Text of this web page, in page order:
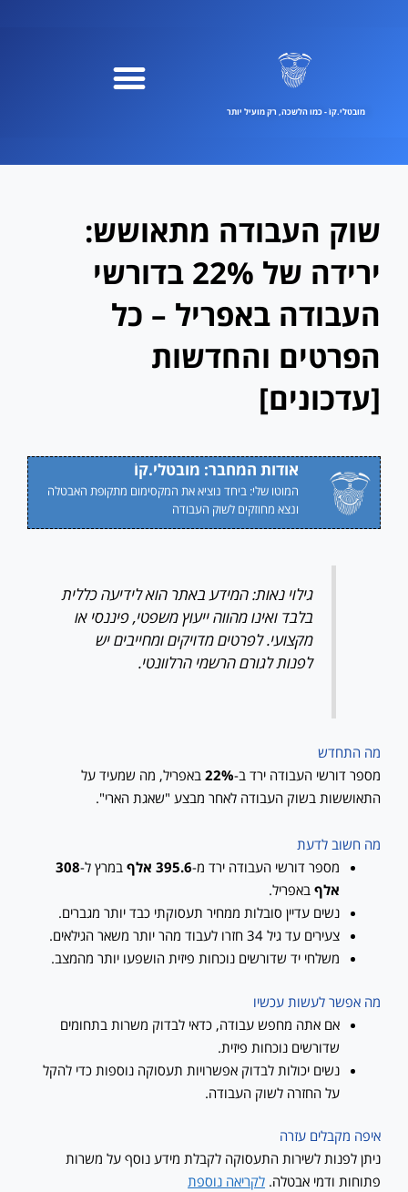
מובטלי.קוֹ - כמו הלשכה, רק מועיל יותר
שוק העבודה מתאושש:
ירידה של 22% בדורשי
העבודה באפריל – כל
הפרטים והחדשות
[עדכונים]
אודות המחבר: מובטלי.קוֹ
המוטו שלי: ביחד נוציא את המקסימום מתקופת האבטלה
ונצא מחוזקים לשוק העבודה
גילוי נאות: המידע באתר הוא לידיעה כללית
בלבד ואינו מהווה ייעוץ משפטי, פיננסי או
מקצועי. לפרטים מדויקים ומחייבים יש
לפנות לגורם הרשמי הרלוונטי.
מה התחדש
מספר דורשי העבודה ירד ב-22% באפריל, מה שמעיד על
התאוששות בשוק העבודה לאחר מבצע "שאגת הארי".
מה חשוב לדעת
מספר דורשי העבודה ירד מ-395.6 אלף במרץ ל-308
אלף באפריל.
נשים עדיין סובלות ממחיר תעסוקתי כבד יותר מגברים.
צעירים עד גיל 34 חזרו לעבוד מהר יותר משאר הגילאים.
משלחי יד שדורשים נוכחות פיזית הושפעו יותר מהמצב.
מה אפשר לעשות עכשיו
אם אתה מחפש עבודה, כדאי לבדוק משרות בתחומים
שדורשים נוכחות פיזית.
נשים יכולות לבדוק אפשרויות תעסוקה נוספות כדי להקל
על החזרה לשוק העבודה.
איפה מקבלים עזרה
ניתן לפנות לשירות התעסוקה לקבלת מידע נוסף על משרות
פתוחות ודמי אבטלה. לקריאה נוספת